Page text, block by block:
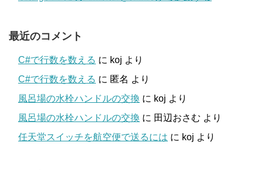
最近のコメント
C#で行数を数える に koj より
C#で行数を数える に 匿名 より
風呂場の水栓ハンドルの交換 に koj より
風呂場の水栓ハンドルの交換 に 田辺おさむ より
任天堂スイッチを航空便で送るには に koj より